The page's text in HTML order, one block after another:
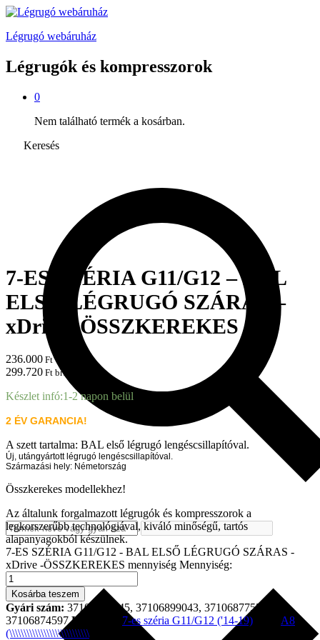
Légrugó webáruház
Légrugók és kompresszorok
0
Nem található termék a kosárban.
Keresés
7-ES SZÉRIA G11/G12 – BAL
ELSŐ LÉGRUGÓ SZÁRAS –
xDrive -ÖSSZKEREKES
236.000 Ft + ÁFA
299.720 Ft brutto
Készlet infó:1-2 napon belül
2 ÉV GARANCIA!
A szett tartalma: BAL első légrugó lengéscsillapítóval.
Új, utángyártott légrugó lengéscsillapítóval.
Származási hely: Németország
Összkerekes modellekhez!
Az általunk forgalmazott légrugók és kompresszorok a
legkorszerűbb technológiával, kiváló minőségű, tartós
alapanyagokból készülnek.
7-ES SZÉRIA G11/G12 - BAL ELSŐ LÉGRUGÓ SZÁRAS -
xDrive -ÖSSZKEREKES mennyiség Mennyiség:
Kosárba teszem
Gyári szám: 37107915945, 37106899043, 37106877559,
37106874597Kategória 7-es széria G11/G12 ('14-19)
A8
(\\\\\\\\\\\\\\\\\\\\\\\\\\\\